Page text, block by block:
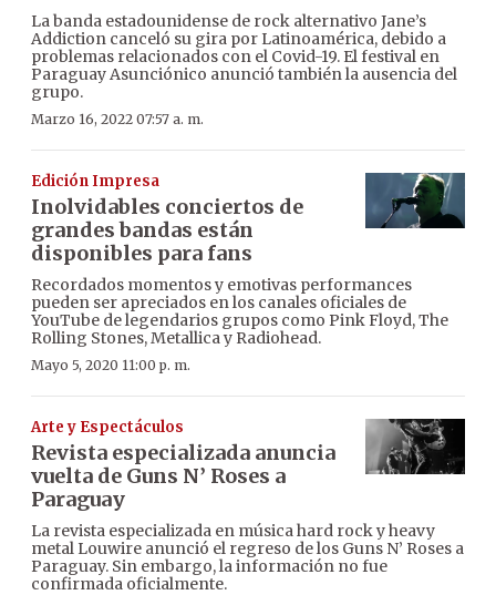
La banda estadounidense de rock alternativo Jane’s
Addiction canceló su gira por Latinoamérica, debido a
problemas relacionados con el Covid-19. El festival en
Paraguay Asunciónico anunció también la ausencia del
grupo.
Marzo 16, 2022 07:57 a. m.
Edición Impresa
Inolvidables conciertos de
grandes bandas están
disponibles para fans
Recordados momentos y emotivas performances
pueden ser apreciados en los canales oficiales de
YouTube de legendarios grupos como Pink Floyd, The
Rolling Stones, Metallica y Radiohead.
Mayo 5, 2020 11:00 p. m.
Arte y Espectáculos
Revista especializada anuncia
vuelta de Guns N’ Roses a
Paraguay
La revista especializada en música hard rock y heavy
metal Louwire anunció el regreso de los Guns N’ Roses a
Paraguay. Sin embargo, la información no fue
confirmada oficialmente.